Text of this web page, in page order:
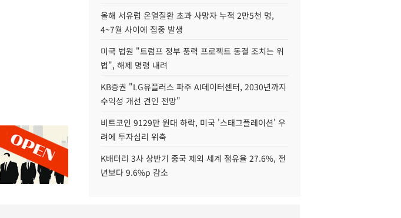
올해 서유럽 온열질환 초과 사망자 누적 2만5천 명,
4~7월 사이에 집중 발생
미국 법원 "트럼프 정부 풍력 프로젝트 동결 조치는 위
법", 해제 명령 내려
KB증권 "LG유플러스 파주 AI데이터센터, 2030년까지
수익성 개선 견인 전망"
비트코인 9129만 원대 하락, 미국 '스태그플레이션' 우
려에 투자심리 위축
K배터리 3사 상반기 중국 제외 세계 점유율 27.6%, 전
년보다 9.6%p 감소